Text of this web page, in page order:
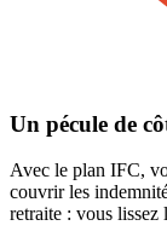
Un pécule de
Avec le plan IFC,
couvrir les
retraite : vous lissez